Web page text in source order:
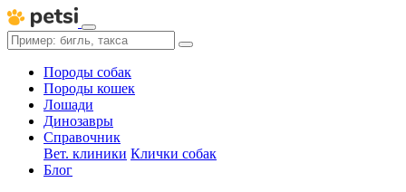
Породы собак
Породы кошек
Лошади
Динозавры
Справочник
Вет. клиники Клички собак
Блог